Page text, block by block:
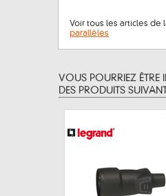
Voir tous les articles de
parallèles
VOUS POURRIEZ ÊTRE
DES PRODUITS